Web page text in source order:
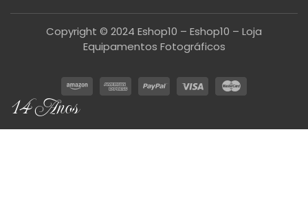
Copyright © 2024 Eshop10 – Eshop10 – Loja
Equipamentos Fotográficos
14 Anos